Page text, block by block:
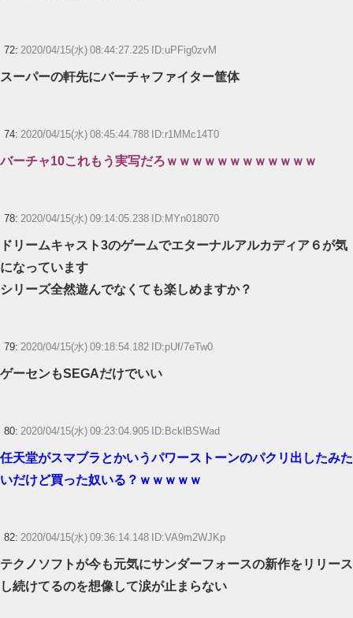
72: 2020/04/15(水) 08:44:27.225 ID:uPFig0zvM
スーパーの軒先にバーチャファイター筐体
74: 2020/04/15(水) 08:45:44.788 ID:r1MMc14T0
バーチャ10これもう実写だろｗｗｗｗｗｗｗｗｗｗｗｗ
78: 2020/04/15(水) 09:14:05.238 ID:MYn018070
ドリームキャスト3のゲームでエターナルアルカディア６が気
になっています
シリーズ全然遊んでなくても楽しめますか？
79: 2020/04/15(水) 09:18:54.182 ID:pUf/7eTw0
ゲーセンもSEGAだけでいい
80: 2020/04/15(水) 09:23:04.905 ID:BcklBSWad
任天堂がスマブラとかいうパワーストーンのパクリ出したみた
いだけど買った奴いる？ｗｗｗｗｗ
82: 2020/04/15(水) 09:36:14.148 ID:VA9m2WJKp
テクノソフトが今も元気にサンダーフォースの新作をリリース
し続けてるのを想像して涙が止まらない